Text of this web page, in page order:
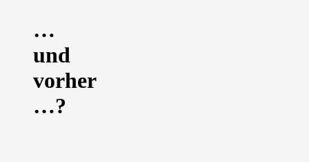
…
und
vorher
…?